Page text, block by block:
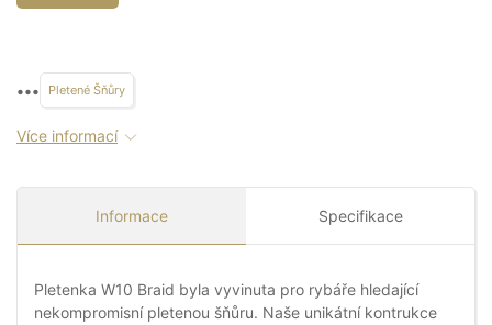
••• Pletené Šňůry
Více informací
Informace Specifikace
Pletenka W10 Braid byla vyvinuta pro rybáře hledající
nekompromisní pletenou šňůru. Naše unikátní kontrukce